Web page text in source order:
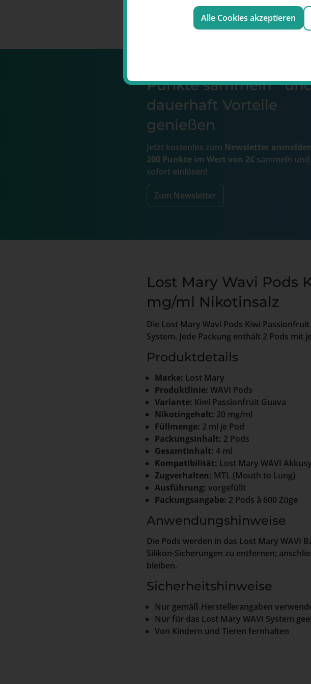
Punkte sammeln
dauerhaft Vorteile
genießen
Jetzt kostenlos zum Newsletter
200 Punkte im Wert von 2€ sammeln und
sofort einlösen!
Zum Newsletter
Lost Mary Wavi Pods
mg/ml Nikotinsalz
Die Lost Mary Wavi Pods Kiwi
System. Jede Packung enthält 2 Pods
Produktdetails
Marke: Lost Mary
Produktlinie: WAVI Pods
Variante: Kiwi Passionfruit Guava
Nikotingehalt: 20 mg/ml
Füllmenge: 2 ml je Pod
Packungsinhalt: 2 Pods
Gesamtinhalt: 4 ml
Kompatibilität: Lost Mary WAVI
Zugverhalten: MTL (Mouth to Lung)
Ausführung: vorgefüllt
Packungsangabe: 2 Pods à 600 Züge
Anwendungshinweise
Die Pods werden in das Lost Mary WAVI
Silikon-Sicherungen zu entfernen;
bleiben.
Sicherheitshinweise
Nur gemäß Herstellerangaben
Nur für das Lost Mary WAVI System
Von Kindern und Tieren fernhalten
Alle Cookies akzeptieren